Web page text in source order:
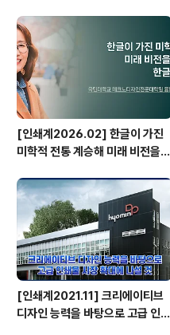
1호기 도입
[인쇄계2026.02] 한글이 가진
미학적 전통 계승해 미래 비전을
터 - 국민대학교 테크노디자인전
문대학원 융합디자인학과 타이포
디자인랩 박윤정 교수
[인쇄계2021.11] 크리에이티브
디자인 능력을 바탕으로 고급 인쇄